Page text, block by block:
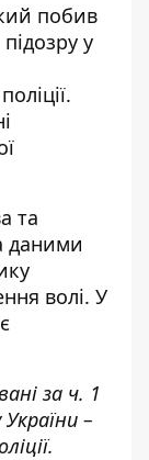
побив
у
та
даними
волі. У
за ч. 1
–